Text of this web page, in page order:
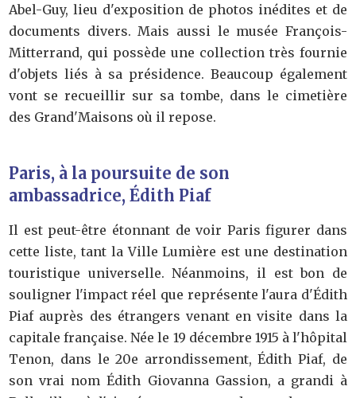
Abel-Guy, lieu d'exposition de photos inédites et de
documents divers. Mais aussi le musée François-
Mitterrand, qui possède une collection très fournie
d'objets liés à sa présidence. Beaucoup également
vont se recueillir sur sa tombe, dans le cimetière
des Grand'Maisons où il repose.
Paris, à la poursuite de son
ambassadrice, Édith Piaf
Il est peut-être étonnant de voir Paris figurer dans
cette liste, tant la Ville Lumière est une destination
touristique universelle. Néanmoins, il est bon de
souligner l'impact réel que représente l'aura d'Édith
Piaf auprès des étrangers venant en visite dans la
capitale française. Née le 19 décembre 1915 à l'hôpital
Tenon, dans le 20e arrondissement, Édith Piaf, de
son vrai nom Édith Giovanna Gassion, a grandi à